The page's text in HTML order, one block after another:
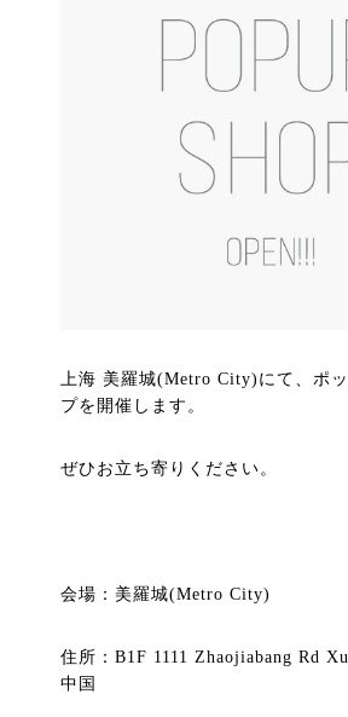
上海 美羅城(Metro City)にて、ポ
プを開催します。
ぜひお立ち寄りください。
会場：美羅城(Metro City)
住所：B1F 1111 Zhaojiabang Rd
中国